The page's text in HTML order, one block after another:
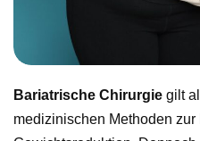
Bariatrische Chirurgie gilt
medizinischen Methoden zur